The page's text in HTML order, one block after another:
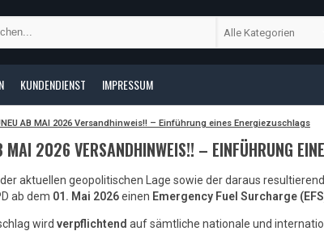
Alle Kategorien
KUNDENDIENST IMPRESSUM
AB MAI 2026 Versandhinweis!! – Einführung eines Energiezuschlags
MAI 2026 VERSANDHINWEIS!! – EINFÜHRUNG
aktuellen geopolitischen Lage sowie der daraus
ab dem 01. Mai 2026einen Emergency Fuel Surcharge
wird verpflichtend auf sämtliche nationale und